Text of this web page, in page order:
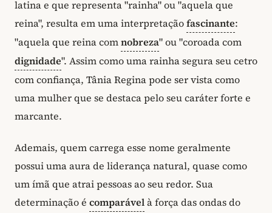
latina e que representa "rainha" ou "aquela que
reina", resulta em uma interpretaçãofascinante:
"aquela que reina comnobreza" ou "coroada com
dignidade". Assim como uma rainha segura seu cetro
com confiança, Tânia Regina pode ser vista como
uma mulher que se destaca pelo seu caráter forte e
marcante.
Ademais, quem carrega esse nome geralmente
possui uma aura de liderança natural, quase como
um ímã que atrai pessoas ao seu redor. Sua
determinação é comparávelà força das ondas do